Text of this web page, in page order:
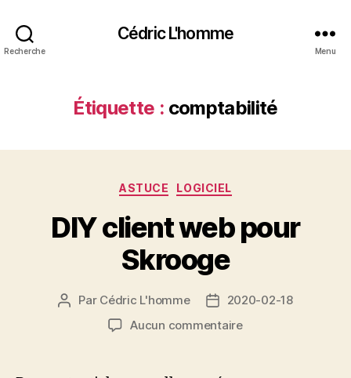
Recherche
Cédric L'homme
Menu
Étiquette : comptabilité
Catégories
ASTUCE LOGICIEL
DIY client web pour
Skrooge
Auteur
Par Cédric L'homme
Date2020-02-18
Aucun commentairesur